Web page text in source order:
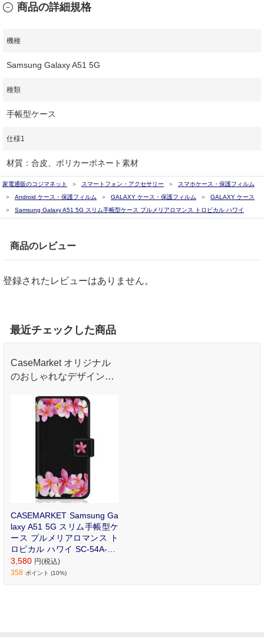
商品の詳細規格
機種
Samsung Galaxy A51 5G
種類
手帳型ケース
仕様1
材質：合皮、ポリカーボネート素材
家電通販のコジマネット スマートフォン・アクセサリー
スマホケース・保護フィルム
Android ケース・保護フィルム
GALAXY ケース・保護フィルム
GALAXY ケース
Samsung Galaxy A51 5G スリム手帳型ケース プルメリアロマンス トロピカル ハワイ
商品のレビュー
登録されたレビューはありません。
最近チェックした商品
CaseMarket オリジナル
のおしゃれなデザインプ
ル手帳型ケース。
CASEMARKET Samsung Ga
laxy A51 5G スリム手帳型ケ
ース プルメリアロマンス ト
ロピカル ハワイ SC-54A-BC
M2S2088-78
3,580 円(税込)
358 ポイント (10%)